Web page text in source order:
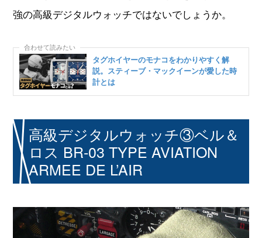
強の高級デジタルウォッチではないでしょうか。
タグホイヤーのモナコをわかりやすく解
説。スティーブ・マックイーンが愛した時
計とは
高級デジタルウォッチ③ベル＆
ロス BR-03 TYPE AVIATION
ARMEE DE L’AIR